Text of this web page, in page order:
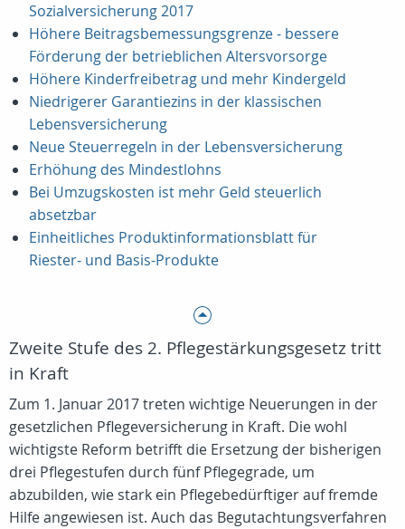
Sozialversicherung 2017
Höhere Beitragsbemessungsgrenze - bessere
Förderung der betrieblichen Altersvorsorge
Höhere Kinderfreibetrag und mehr Kindergeld
Niedrigerer Garantiezins in der klassischen
Lebensversicherung
Neue Steuerregeln in der Lebensversicherung
Erhöhung des Mindestlohns
Bei Umzugskosten ist mehr Geld steuerlich
absetzbar
Einheitliches Produktinformationsblatt für
Riester- und Basis-Produkte
Zweite Stufe des 2. Pflegestärkungsgesetz tritt
in Kraft
Zum 1. Januar 2017 treten wichtige Neuerungen in der
gesetzlichen Pflegeversicherung in Kraft. Die wohl
wichtigste Reform betrifft die Ersetzung der bisherigen
drei Pflegestufen durch fünf Pflegegrade, um
abzubilden, wie stark ein Pflegebedürftiger auf fremde
Hilfe angewiesen ist. Auch das Begutachtungsverfahren